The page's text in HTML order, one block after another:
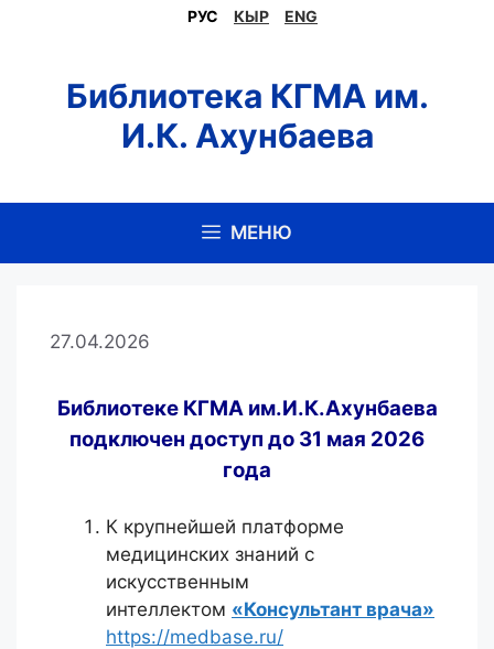
РУС КЫР ENG
Библиотека КГМА им.
И.К. Ахунбаева
МЕНЮ
27.04.2026
Библиотеке КГМА им.И.К.Ахунбаева
подключен доступ до 31 мая 2026
года
К крупнейшей платформе
медицинских знаний с
искусственным
интеллектом «Консультант врача»
https://medbase.ru/